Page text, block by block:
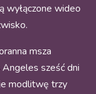
wyłączone wideo
msza
sześć dni
modlitwę trzy